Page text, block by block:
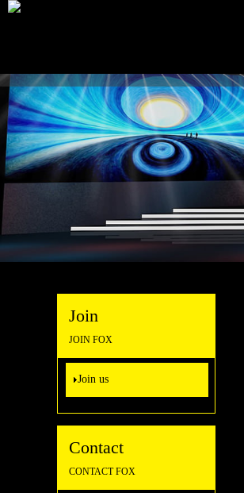
Join
JOIN FOX
Join us
Contact
CONTACT FOX